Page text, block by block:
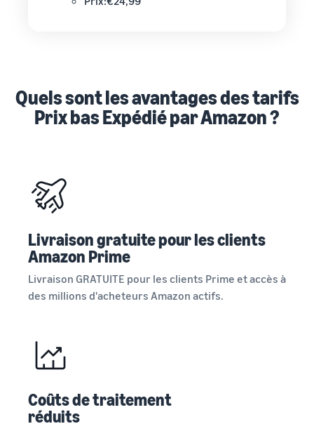
Quels sont les avantages des tarifs
Prix bas Expédié par Amazon ?
Livraison gratuite pour les clients
Amazon Prime
Livraison GRATUITE pour les clients Prime et accès à
des millions d'acheteurs Amazon actifs.
Coûts de traitement
réduits